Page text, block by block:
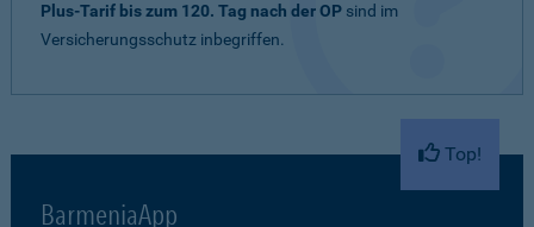
Plus-Tarif bis zum 120. Tag nach der OP sind im
Versicherungsschutz inbegriffen.
Top!
BarmeniaApp